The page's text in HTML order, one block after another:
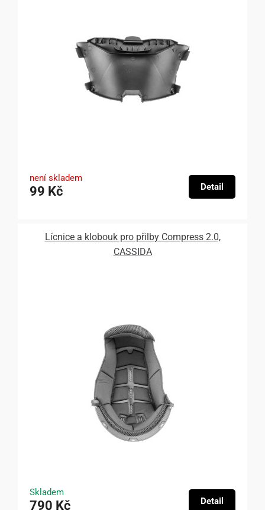
není skladem
99 Kč Detail
Lícnice a klobouk pro přilby Compress 2.0,
CASSIDA
Skladem
790 Kč Detail